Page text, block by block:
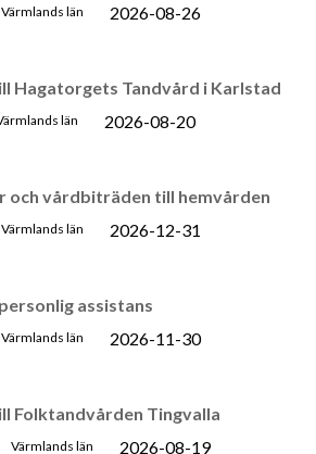
Värmlands län 2026-08-26
Hagatorgets Tandvård i Karlstad
län 2026-08-20
och vårdbiträden till hemvården
Värmlands län 2026-12-31
assistans
Värmlands län 2026-11-30
Folktandvården Tingvalla
Värmlands län 2026-08-19